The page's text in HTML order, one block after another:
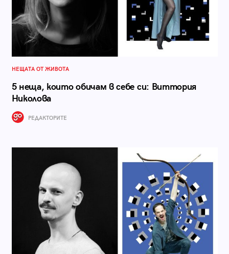
НЕЩАТА ОТ ЖИВОТА
5 неща, които обичам в себе си: Виттория
Николова
РЕДАКТОРИТЕ